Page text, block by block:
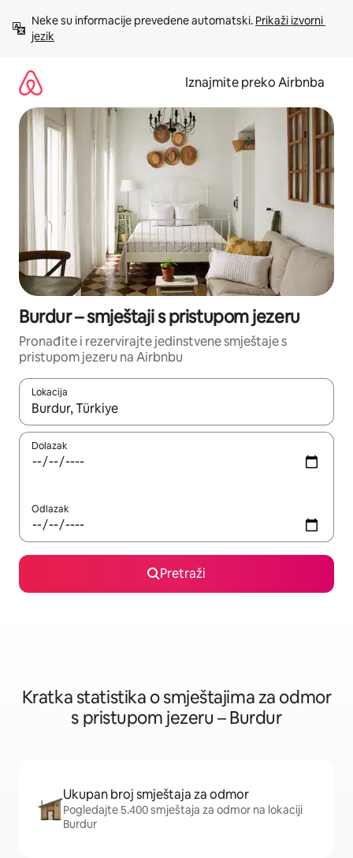
sadržaj
Neke su informacije prevedene automatski. Prikaži izvorni
jezik
Iznajmite preko Airbnba
Burdur – smještaji s pristupom jezeru
Pronađite i rezervirajte jedinstvene smještaje s
pristupom jezeru na Airbnbu
Lokacija
Kada budu dostupni rezultati, moći ćete ih pregledati
Dolazak
Odlazak
Pretraži
Kratka statistika o smještajima za odmor
s pristupom jezeru – Burdur
Ukupan broj smještaja za odmor
Pogledajte 5.400 smještaja za odmor na lokaciji
Burdur